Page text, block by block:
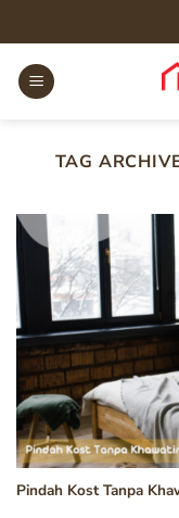
to
content
TAG
Pindah Kost Tanpa